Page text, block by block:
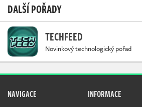
DALŠÍ POŘADY
TECHFEED
Novinkový technologický pořad
NAVIGACE INFORMACE